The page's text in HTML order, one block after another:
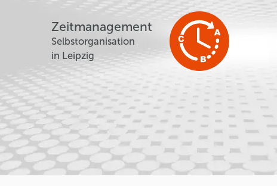
Zeitmanagement
Selbstorganisation
in Leipzig